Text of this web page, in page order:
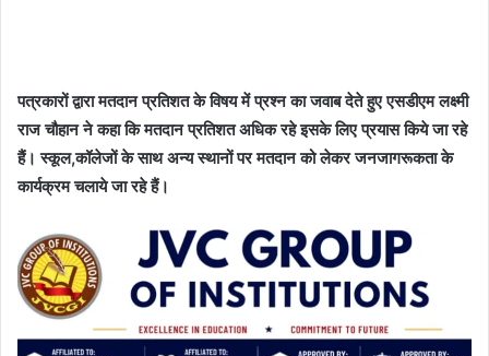
पत्रकारों द्वारा मतदान प्रतिशत के विषय में प्रश्न का जवाब देते हुए एसडीएम लक्ष्मी
राज चौहान ने कहा कि मतदान प्रतिशत अधिक रहे इसके लिए प्रयास किये जा रहे
हैं। स्कूल,कॉलेजों के साथ अन्य स्थानों पर मतदान को लेकर जनजागरूकता के
कार्यक्रम चलाये जा रहे हैं।